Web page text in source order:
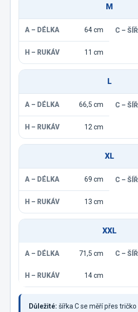
M
64 cm
11 cm
L
66,5 cm
12 cm
XL
69 cm
13 cm
XXL
71,5 cm
14 cm
Důležité: šířka C se měří přes